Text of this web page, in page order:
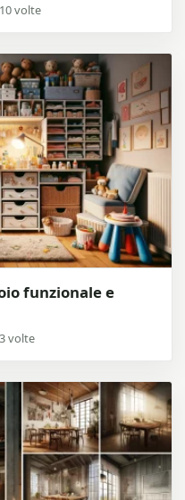
volte
funzionale e
volte